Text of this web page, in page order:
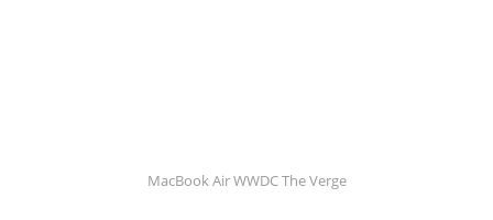
MacBook Air WWDC The Verge